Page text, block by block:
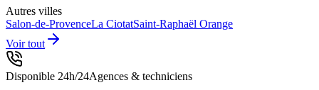
Autres villes
Salon-de-ProvenceLa CiotatSaint-Raphaël Orange
Voir tout
Disponible 24h/24Agences & techniciens